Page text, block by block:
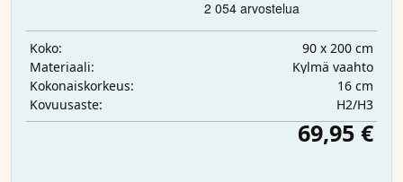
Koko:
90 x 200 cm
Materiaali:
Kylmä vaahto
Kokonaiskorkeus:
16 cm
Kovuusaste:
H2/H3
69,95 €